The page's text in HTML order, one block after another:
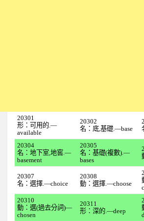
全民英檢初級112
全民英檢初級113
全民英檢初級114
全民英檢初級115
全民英檢初級116
20301
形：可用的.—
available
20302
名：底,基礎.—base
20304
名：地下室,地窖.—
basement
20305
名：基礎(複數).—
bases
20307
名：選擇.—choice
20308
動：選擇.—choose
20310
動：選(過去分詞)—
chosen
20311
形：深的.—deep